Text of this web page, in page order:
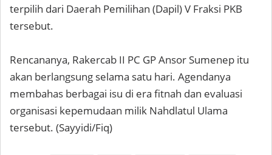
terpilih dari Daerah Pemilihan (Dapil) V Fraksi PKB
tersebut.
Rencananya, Rakercab II PC GP Ansor Sumenep itu
akan berlangsung selama satu hari. Agendanya
membahas berbagai isu di era fitnah dan evaluasi
organisasi kepemudaan milik Nahdlatul Ulama
tersebut. (Sayyidi/Fiq)